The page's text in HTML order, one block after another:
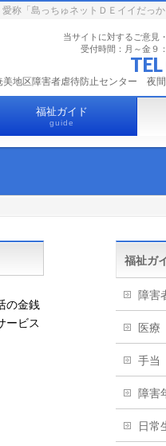
称「島っちゅネットＤＥイイだっか
当サイトに対するご意見
受付時間：月～金９
美地区障害者虐待防止センター 夜
福祉ガイド
guide
の金銭
ービス
福祉ガ
障害
医療
手当
障害
日常